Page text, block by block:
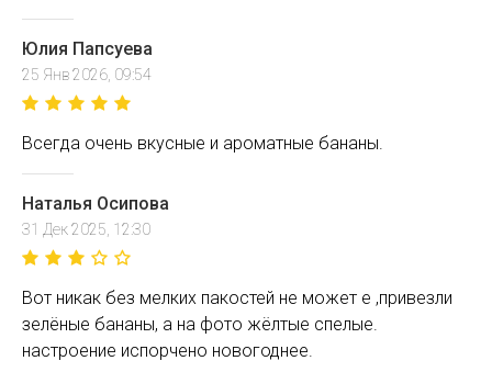
Юлия Папсуева
25 Янв 2026, 09:54
Всегда очень вкусные и ароматные бананы.
Наталья Осипова
31 Дек 2025, 12:30
Вот никак без мелких пакостей не может е ,привезли
зелёные бананы, а на фото жёлтые спелые.
настроение испорчено новогоднее.